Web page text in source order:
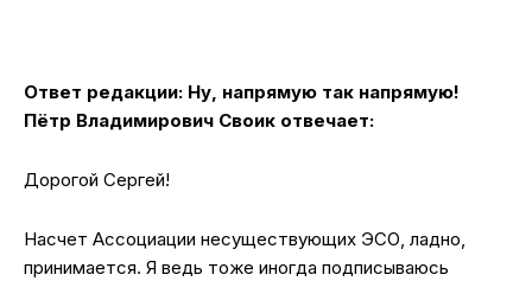
Ответ редакции: Ну, напрямую так напрямую!
Пётр Владимирович Своик отвечает:
Дорогой Сергей!
Насчет Ассоциации несуществующих ЭСО, ладно,
принимается. Я ведь тоже иногда подписываюсь